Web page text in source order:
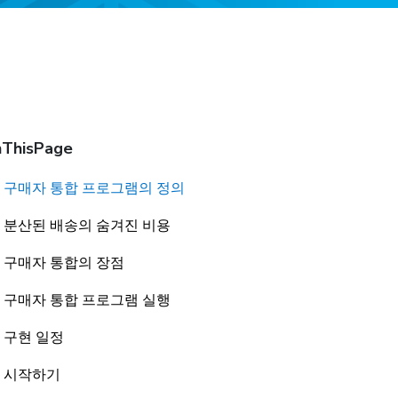
구매자 통합 프로그램의 정의
분산된 배송의 숨겨진 비용
구매자 통합의 장점
구매자 통합 프로그램 실행
구현 일정
시작하기